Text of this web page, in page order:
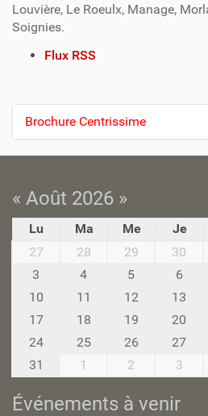
Louvière, Le Roeulx, Manage,
Soignies.
n
s
u
r
n
Flux RSS
N
g
a
o
n
Brochure Centrissime
« Août 2026 »
Lu Ma Me Je
27
28 29 30
3
4 5 6
10
11 12 13
17
18 19 20
24
25 26 27
31
1 2 3
Événements à venir